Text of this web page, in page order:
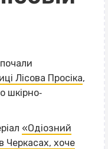
Лісова Просіка,
шкірно‐
«Одіозний
Черкасах, хоче